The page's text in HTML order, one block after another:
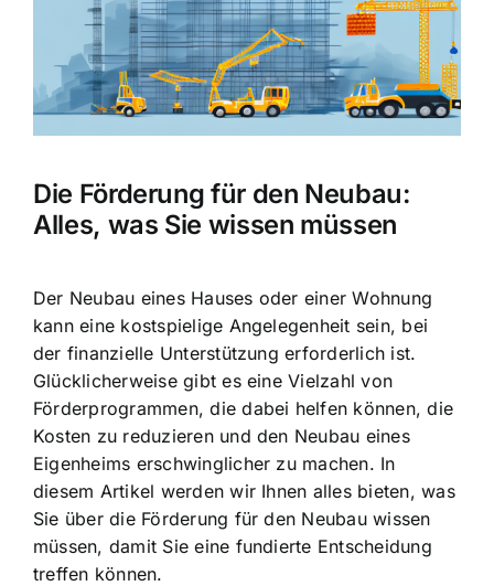
Die Förderung für den Neubau:
Alles, was Sie wissen müssen
Der Neubau eines Hauses oder einer Wohnung
kann eine kostspielige Angelegenheit sein, bei
der finanzielle Unterstützung erforderlich ist.
Glücklicherweise gibt es eine Vielzahl von
Förderprogrammen, die dabei helfen können, die
Kosten zu reduzieren und den Neubau eines
Eigenheims erschwinglicher zu machen. In
diesem Artikel werden wir Ihnen alles bieten, was
Sie über die Förderung für den Neubau wissen
müssen, damit Sie eine fundierte Entscheidung
treffen können.